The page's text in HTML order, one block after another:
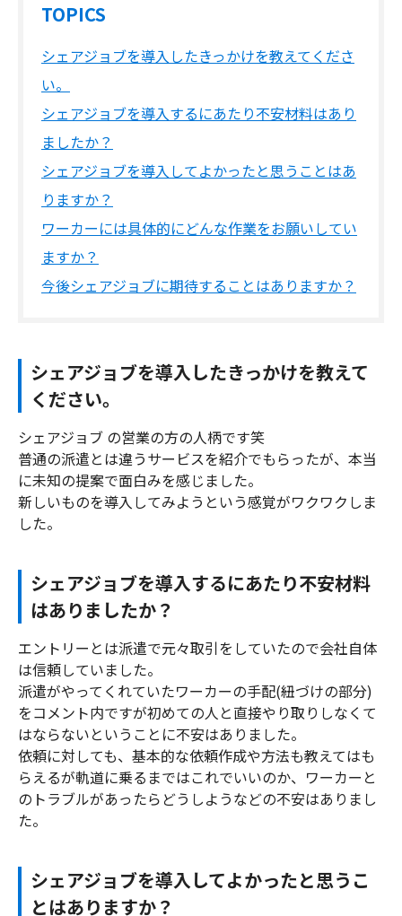
TOPICS
シェアジョブを導入したきっかけを教えてくださ
い。
シェアジョブを導入するにあたり不安材料はあり
ましたか？
シェアジョブを導入してよかったと思うことはあ
りますか？
ワーカーには具体的にどんな作業をお願いしてい
ますか？
今後シェアジョブに期待することはありますか？
シェアジョブを導入したきっかけを教えて
ください。
シェアジョブ の営業の方の人柄です笑
普通の派遣とは違うサービスを紹介でもらったが、本当
に未知の提案で面白みを感じました。
新しいものを導入してみようという感覚がワクワクしま
した。
シェアジョブを導入するにあたり不安材料
はありましたか？
エントリーとは派遣で元々取引をしていたので会社自体
は信頼していました。
派遣がやってくれていたワーカーの手配(紐づけの部分)
をコメント内ですが初めての人と直接やり取りしなくて
はならないということに不安はありました。
依頼に対しても、基本的な依頼作成や方法も教えてはも
らえるが軌道に乗るまではこれでいいのか、ワーカーと
のトラブルがあったらどうしようなどの不安はありまし
た。
シェアジョブを導入してよかったと思うこ
とはありますか？